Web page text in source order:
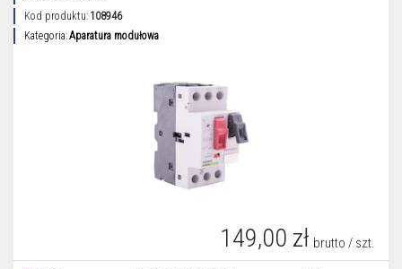
Kod produktu: 108946
Kategoria:Aparatura modułowa
149,00 zł brutto / szt.